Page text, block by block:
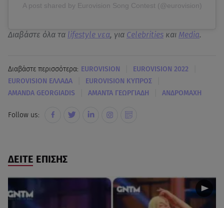
A post shared by Eurovision Song Contest (@eurovision)
Διαβάστε όλα τα lifestyle νεα, για Celebrities και Media.
Διαβάστε περισσότερα: EUROVISION EUROVISION 2022
EUROVISION ΕΛΛΑΔΑ EUROVISION ΚΥΠΡΟΣ
AMANDA GEORGIADIS ΑΜΑΝΤΑ ΓΕΩΡΓΙΑΔΗ ΑΝΔΡΟΜΑΧΗ
Follow us:
ΔΕΙΤΕ ΕΠΙΣΗΣ